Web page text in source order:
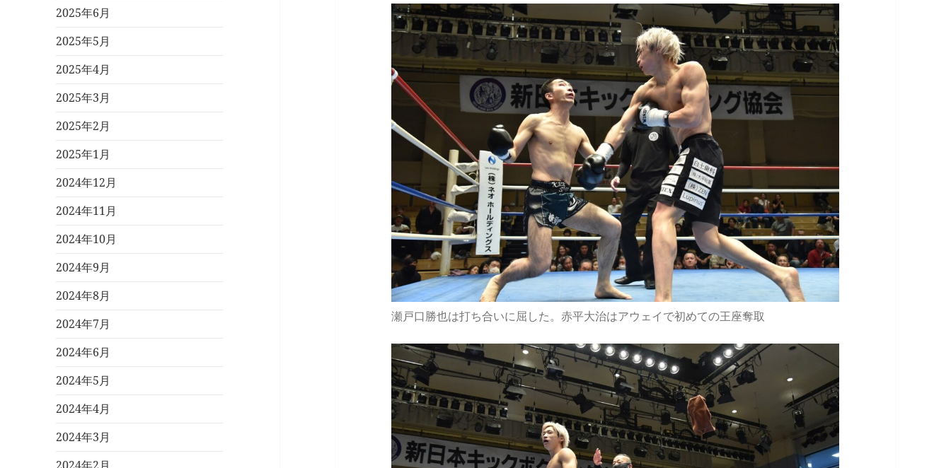
2025年6月
2025年5月
2025年4月
2025年3月
2025年2月
2025年1月
2024年12月
2024年11月
2024年10月
2024年9月
2024年8月
2024年7月
2024年6月
2024年5月
2024年4月
2024年3月
瀬戸口勝也は打ち合いに屈した。赤平大治はアウェイで初めての王座奪取